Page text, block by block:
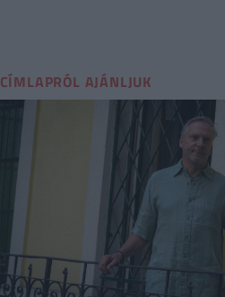
CÍMLAPRÓL AJÁNLJUK